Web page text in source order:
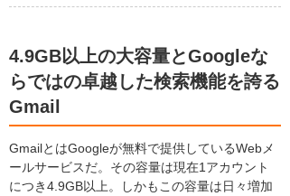
4.9GB以上の大容量とGoogleな
らではの卓越した検索機能を誇る
Gmail
GmailとはGoogleが無料で提供しているWebメ
ールサービスだ。その容量は現在1アカウント
につき4.9GB以上。しかもこの容量は日々増加